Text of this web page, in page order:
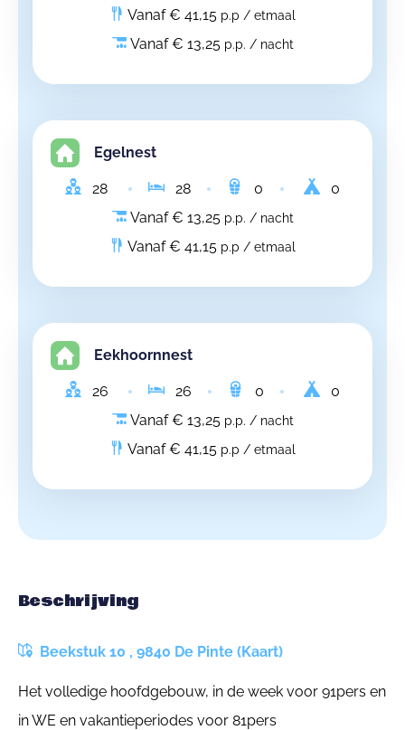
Vanaf € 41,15 p.p / etmaal
Vanaf € 13,25 p.p. / nacht
Egelnest
28 28 0
0
Vanaf € 13,25 p.p. / nacht
Vanaf € 41,15 p.p / etmaal
Eekhoornnest
26 26 0
0
Vanaf € 13,25 p.p. / nacht
Vanaf € 41,15 p.p / etmaal
Beschrijving
Beekstuk 10 , 9840 De Pinte (Kaart)
Het volledige hoofdgebouw, in de week voor 91pers en
in WE en vakantieperiodes voor 81pers